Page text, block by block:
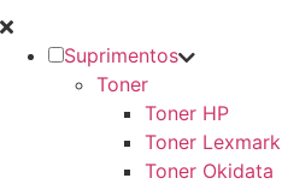
Suprimentos
Toner
Toner HP
Toner Lexmark
Toner Okidata